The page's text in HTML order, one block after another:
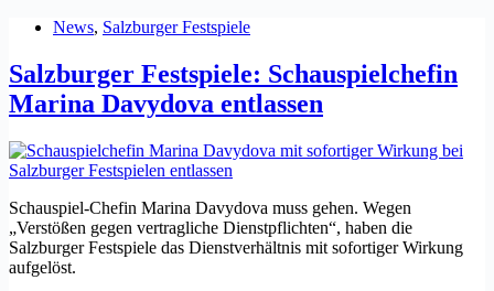
News, Salzburger Festspiele
Salzburger Festspiele: Schauspielchefin
Marina Davydova entlassen
Schauspiel-Chefin Marina Davydova muss gehen. Wegen
„Verstößen gegen vertragliche Dienstpflichten“, haben die
Salzburger Festspiele das Dienstverhältnis mit sofortiger Wirkung
aufgelöst.